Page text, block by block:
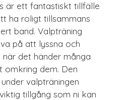
är ett fantastiskt tillfälle
ha roligt tillsammans
band. Valpträning
på att lyssna och
det händer många
omkring dem. Den
valpträningen
tillgång som ni kan